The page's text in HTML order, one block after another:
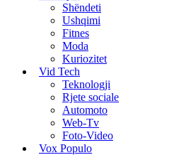
Shëndeti
Ushqimi
Fitnes
Moda
Kuriozitet
Vid Tech
Teknologji
Rjete sociale
Automoto
Web-Tv
Foto-Video
Vox Populo